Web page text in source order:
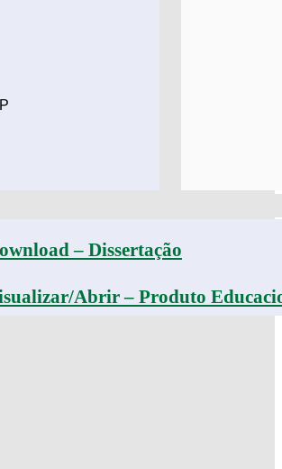
– Dissertação
Abrir – Produto